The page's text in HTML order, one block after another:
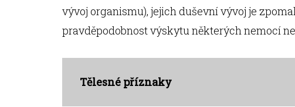
vývoj organismu), jejich duševní vývoj je
pravděpodobnost výskytu některých nemocí
Tělesné příznaky